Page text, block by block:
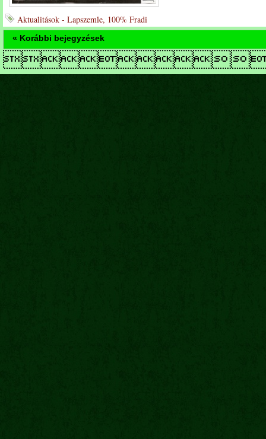
Aktualitások - Lapszemle, 100% Fradi
« Korábbi bejegyzések